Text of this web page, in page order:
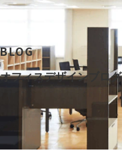
BLOG
オフィスデザインブログ